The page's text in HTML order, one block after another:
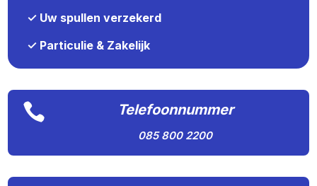
✓ Uw spullen verzekerd
✓ Particulie & Zakelijk
 Telefoonnummer
085 800 2200